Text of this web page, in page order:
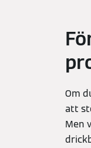
Om
att
Men